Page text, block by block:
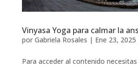
Vinyasa Yoga para calmar la
por Gabriela Rosales | Ene 23, 2025
Para acceder al contenido